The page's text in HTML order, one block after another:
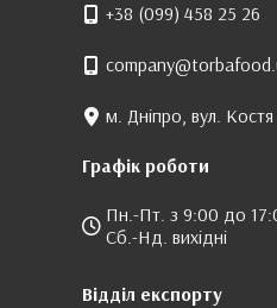
+38 (099) 458 25 26
м. Дніпро, вул.
Графік роботи
Пн.-Пт. з 9:00 до
Сб.-Нд. вихідні
Відділ експорту